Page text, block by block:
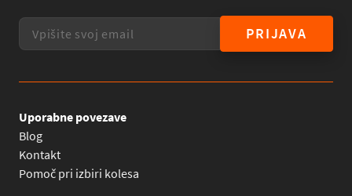
PRIJAVA
Uporabne povezave
Blog
Kontakt
Pomoč pri izbiri kolesa